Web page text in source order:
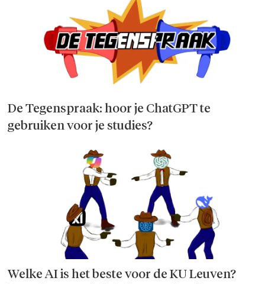
De Tegenspraak: hoor je ChatGPT te
gebruiken voor je studies?
Welke AI is het beste voor de KU Leuven?